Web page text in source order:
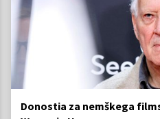
Donostia za nemškega